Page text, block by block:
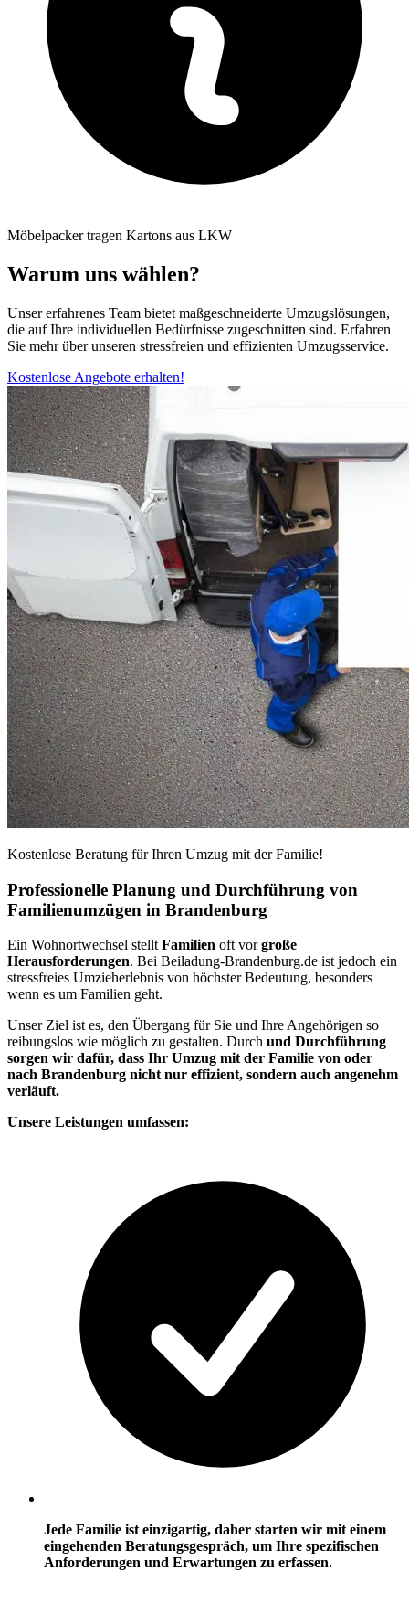
Möbelpacker tragen Kartons aus LKW
Warum uns wählen?
Unser erfahrenes Team bietet maßgeschneiderte Umzugslösungen,
die auf Ihre individuellen Bedürfnisse zugeschnitten sind. Erfahren
Sie mehr über unseren stressfreien und effizienten Umzugsservice.
Kostenlose Angebote erhalten!
Kostenlose Beratung für Ihren Umzug mit der Familie!
Professionelle Planung und Durchführung von
Familienumzügen in Brandenburg
Ein Wohnortwechsel stellt Familien oft vorgroße
Herausforderungen. Bei Beiladung-Brandenburg.de ist jedoch ein
stressfreies Umzieherlebnis von höchster Bedeutung, besonders
wenn es um Familien geht.
Unser Ziel ist es, den Übergang für Sie und Ihre Angehörigen so
reibungslos wie möglich zu gestalten. Durch und Durchführung
sorgen wir dafür, dass Ihr Umzug mit der Familie von oder
nach Brandenburg nicht nur effizient, sondern auch angenehm
verläuft.
Unsere Leistungen umfassen:
Jede Familie ist einzigartig, daher starten wir mit einem
eingehenden Beratungsgespräch, um Ihre spezifischen
Anforderungen und Erwartungen zu erfassen.